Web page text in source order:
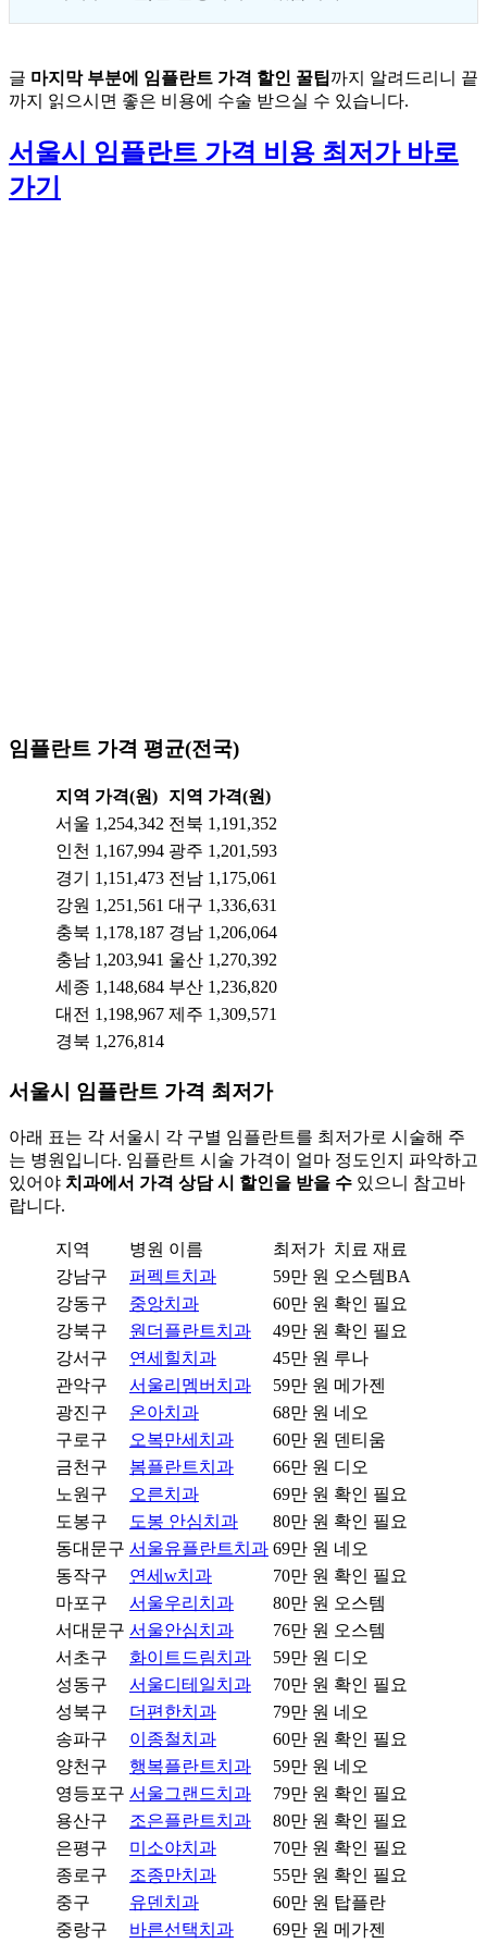
글 마지막 부분에 임플란트 가격 할인 꿀팁까지 알려드리니 끝
까지 읽으시면 좋은 비용에 수술 받으실 수 있습니다.
서울시 임플란트 가격 비용 최저가 바로
가기
임플란트 가격 평균(전국)
지역 가격(원) 지역 가격(원)
서울 1,254,342 전북 1,191,352
인천 1,167,994 광주 1,201,593
경기
1,151,473 전남 1,175,061
강원 1,251,561 대구 1,336,631
충북 1,178,187 경남 1,206,064
충남 1,203,941 울산 1,270,392
세종 1,148,684 부산 1,236,820
대전 1,198,967 제주 1,309,571
경북 1,276,814
서울시 임플란트 가격 최저가
아래 표는 각 서울시 각 구별 임플란트를 최저가로 시술해 주
는 병원입니다. 임플란트 시술 가격이 얼마 정도인지 파악하고
있어야 치과에서 가격 상담 시 할인을 받을 수 있으니 참고바
랍니다.
지역 병원 이름 최저가 치료 재료
강남구
퍼펙트치과 59만 원 오스템BA
강동구
중앙치과 60만 원 확인 필요
강북구
원더플란트치과 49만 원 확인 필요
강서구
연세힐치과 45만 원 루나
관악구
서울리멤버치과 59만 원 메가젠
광진구
온아치과 68만 원 네오
구로구
오복만세치과 60만 원 덴티움
금천구
봄플란트치과 66만 원 디오
노원구
오른치과 69만 원 확인 필요
도봉구
도봉 안심치과 80만 원 확인 필요
동대문구 서울유플란트치과 69만 원 네오
동작구
연세w치과 70만 원 확인 필요
마포구
서울우리치과 80만 원 오스템
서대문구 서울안심치과 76만 원 오스템
서초구
화이트드림치과 59만 원 디오
성동구
서울디테일치과 70만 원 확인 필요
성북구
더편한치과 79만 원 네오
송파구
이종철치과 60만 원 확인 필요
양천구
행복플란트치과 59만 원 네오
영등포구 서울그랜드치과 79만 원 확인 필요
용산구
조은플란트치과 80만 원 확인 필요
은평구
미소야치과 70만 원 확인 필요
종로구
조종만치과 55만 원 확인 필요
중구
유덴치과 60만 원 탑플란
중랑구
바른선택치과 69만 원 메가젠